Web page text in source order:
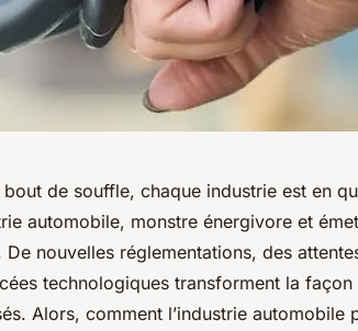
de souffle, chaque industrie est en
automobile, monstre énergivore et
De nouvelles réglementations, des
technologiques transforment la
Alors, comment l’industrie automobile